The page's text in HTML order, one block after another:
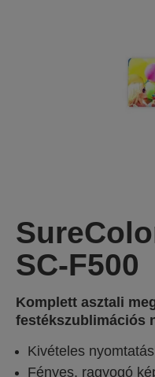
SC-F500
Komplett asztali
festékszublimációs
Kivételes
Fényes, ragyogó